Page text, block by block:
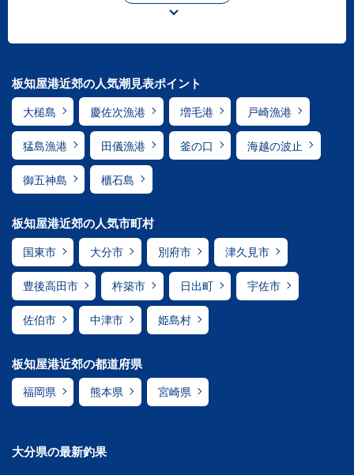
板知屋港近郊の人気潮見表ポイント
大槌島 慶佐次漁港 増毛港 戸崎漁港
猛島漁港 田儀漁港 釜の口 海越の波止
御五神島 櫃石島
板知屋港近郊の人気市町村
国東市 大分市 別府市 津久見市
豊後高田市 杵築市 日出町 宇佐市
佐伯市 中津市 姫島村
板知屋港近郊の都道府県
福岡県 熊本県 宮崎県
大分県の最新釣果